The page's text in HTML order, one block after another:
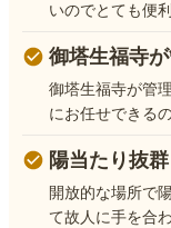
いのでとても便利
御塔生福寺
御塔生福寺が管
にお任せできる
陽当たり抜群
開放的な場所で
て故人に手を合